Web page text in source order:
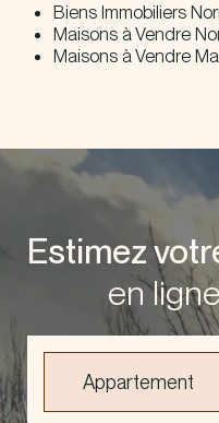
Biens Immobiliers
Maisons à Vendre
Maisons à Vendre
Estimez
en
Appartement